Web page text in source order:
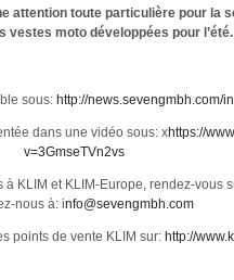
attention toute particulière pour la
vestes moto développées pour l’été.
sous: http://news.sevengmbh.com/
dans une vidéo sous: xhttps://
v=3GmseTVn2vs
à KLIM et KLIM-Europe, rendez-
nous à: info@sevengmbh.com
points de vente KLIM sur: http://